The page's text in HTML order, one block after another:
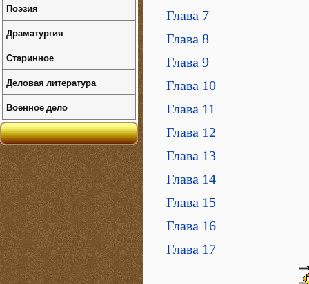
Глава 7
Глава 8
Глава 9
Глава 10
Глава 11
Глава 12
Глава 13
Глава 14
Глава 15
Глава 16
Глава 17
Поэзия
Драматургия
Старинное
Деловая литература
Военное дело